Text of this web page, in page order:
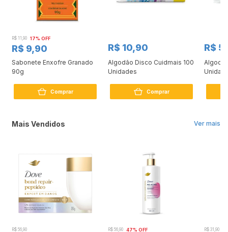
R$ 11,90 17% OFF
R$ 9,90
Sabonete Enxofre Granado
90g
Comprar
R$ 10,90
Algodão Disco Cuidmais 100
Unidades
Comprar
R$
Ver mais
Mais Vendidos
R$ 56,90 R$ 56,90 47% OFF R$ 31,90